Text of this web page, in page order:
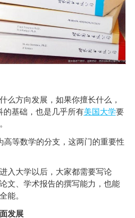
方向发展，如果你擅长什么，
的基础，也是几乎所有美国大学要
等数学的分支，这两门的重要性
大学以后，大家都需要写论
文、学术报告的撰写能力，也能
能。
发展